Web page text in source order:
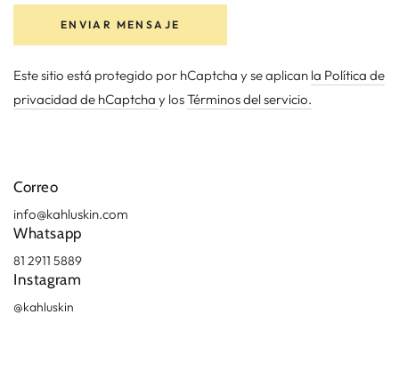
ENVIAR MENSAJE
Este sitio está protegido por hCaptcha y se aplican la Política de
privacidad de hCaptcha y losTérminos del servicio.
Correo
info@kahluskin.com
Whatsapp
81 2911 5889
Instagram
@kahluskin